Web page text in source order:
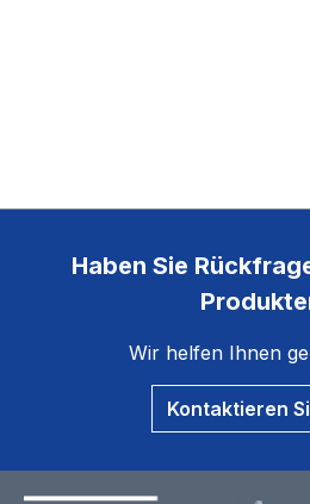
Haben Sie
Wir helfen Ihnen
Kontaktieren